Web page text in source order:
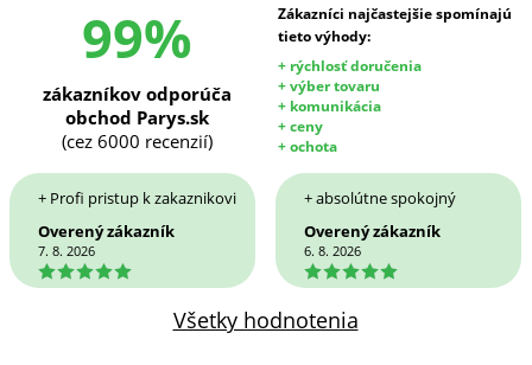
99%
Zákazníci najčastejšie spomínajú
tieto výhody:
+ rýchlosť doručenia
+ výber tovaru
+ komunikácia
+ ceny
+ ochota
zákazníkov odporúča
obchod Parys.sk
(cez 6000 recenzií)
+ Profi pristup k zakaznikovi
Overený zákazník
7. 8. 2026
5
+ absolútne spokojný
Overený zákazník
6. 8. 2026
5
Všetky hodnotenia